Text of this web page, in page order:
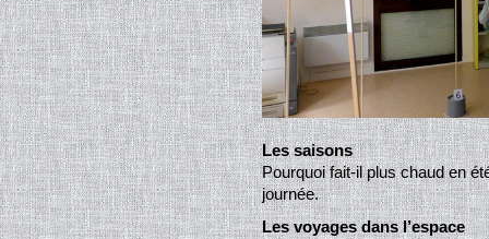
Les saisons
Pourquoi fait-il plus chaud en
journée.
Les voyages dans l’espace